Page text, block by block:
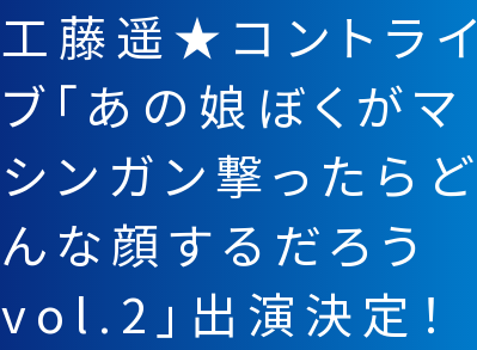
工藤遥★コントライ
ブ「あの娘ぼくがマ
シンガン撃ったらど
んな顔するだろう
vol.2」出演決定！